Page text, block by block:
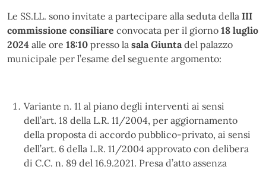
Le SS.LL. sono invitate a partecipare alla seduta della III
commissione consiliare convocata per il giorno 18 luglio
2024 alle ore 18:10 presso la sala Giunta del palazzo
municipale per l’esame del seguente argomento:
Variante n. 11 al piano degli interventi ai sensi
dell’art. 18 della L.R. 11/2004, per aggiornamento
della proposta di accordo pubblico-privato, ai sensi
dell’art. 6 della L.R. 11/2004 approvato con delibera
di C.C. n. 89 del 16.9.2021. Presa d’atto assenza